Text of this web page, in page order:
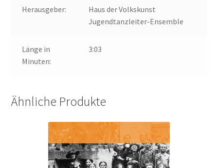
Herausgeber:
Haus der Volkskunst
Jugendtanzleiter-Ensemble
Länge in
Minuten:
3:03
Ähnliche Produkte